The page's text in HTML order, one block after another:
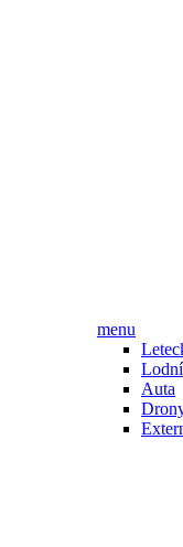
menu
Lodní
Auta